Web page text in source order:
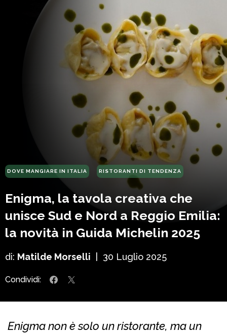
DOVE MANGIARE IN ITALIA RISTORANTI DI TENDENZA
Enigma, la tavola creativa che
unisce Sud e Nord a Reggio Emilia:
la novità in Guida Michelin 2025
di: Matilde Morselli 30 Luglio 2025
Condividi:
Enigma non è solo un ristorante, ma un